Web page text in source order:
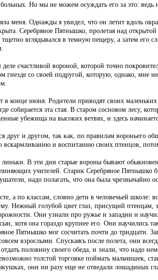
Но мы не можем осуждать его за это:
меня. Однажды я увидел, что он летит вдоль
Серебряное Пятнышко, пролетая над
вглядывался в темную пещеру, а затем его
счастливой вороной, которой точно
гнезде со своей подругой, которую, однако, мне
в конце июня. Родители приводят своих
собирается эта стая. В старом сосновом лесу,
убежища на высоких ветвях, и здесь
друг и другом, так как, по правилам вороньего
вскармливанию и воспитанию своих птенцов,
линьки. В эти дни старые вороны бывают
учителей. Старик Серебряное
надо полагать, что она была чрезвычайно
а по классам, словно дети в человечьей
Нежный голубой цвет глаз, присущий птенцам,
Они узнали про ружье и западни и
хотя она гораздо крупнее его. Они научились
Пятнышко мог сосчитать почти до тридцати.
взрослыми. Спускаясь после полета, они
половину своего обеда, и знали, что надо
толстой торговке поймать мальчишек,
они ни разу еще не отведали лошадиных